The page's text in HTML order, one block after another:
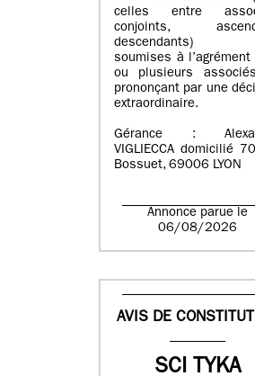
celles entre
conjoints,
descendants)
soumises à l’agrément
ou plusieurs
prononçant par une
extraordinaire.
Gérance :
VIGLIECCA domicilié
Bossuet, 69006 LYON
Annonce parue le
06/08/2026
AVIS DE
SCI TYKA